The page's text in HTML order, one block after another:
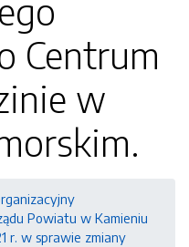
Centrum
w
Powiatu w Kamieniu
r. w sprawie zmiany